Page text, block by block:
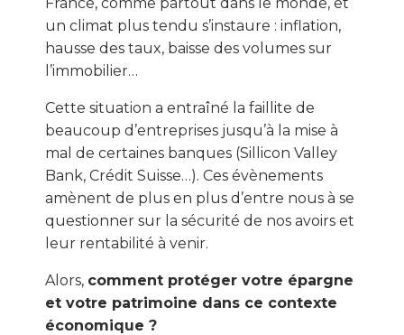
un climat plus tendu s’instaure : inflation,
hausse des taux, baisse des volumes sur
l’immobilier…
Cette situation a entraîné la faillite de
beaucoup d’entreprises jusqu’à la mise à
mal de certaines banques (Sillicon Valley
Bank, Crédit Suisse…). Ces évènements
amènent de plus en plus d’entre nous à se
questionner sur la sécurité de nos avoirs et
leur rentabilité à venir.
Alors, comment protéger votre épargne
et votre patrimoine dans ce contexte
économique ?